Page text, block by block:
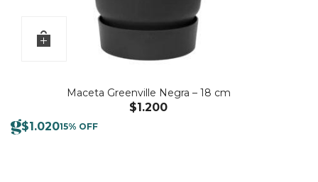
Maceta Greenville Negra – 18 cm
$1.200
$1.02015% OFF